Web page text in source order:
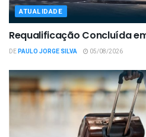
ATUALIDADE
Requalificação Concluída
DEPAULO JORGE SILVA 05/08/2026